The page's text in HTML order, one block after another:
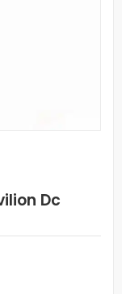
Dc